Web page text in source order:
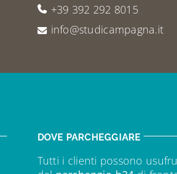
+39 392 292 8015
info@studicampagna.it
DOVE PARCHEGGIARE
Tutti i clienti possono